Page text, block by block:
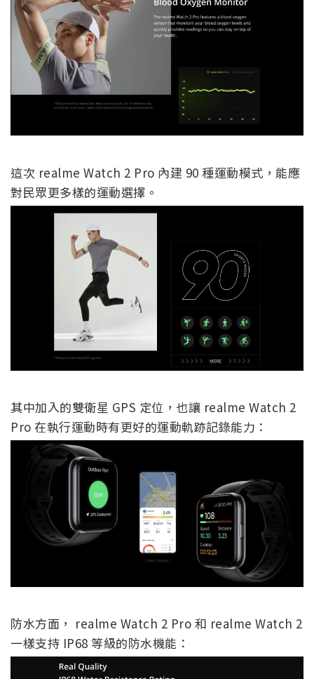
這次 realme Watch 2 Pro 內建 90 種運動模式，能應
對民眾更多樣的運動選擇。
其中加入的雙衛星 GPS 定位，也讓 realme Watch 2
Pro 在執行運動時有更好的運動軌跡記錄能力：
防水方面， realme Watch 2 Pro 和 realme Watch 2
一樣支持 IP68 等級的防水機能：